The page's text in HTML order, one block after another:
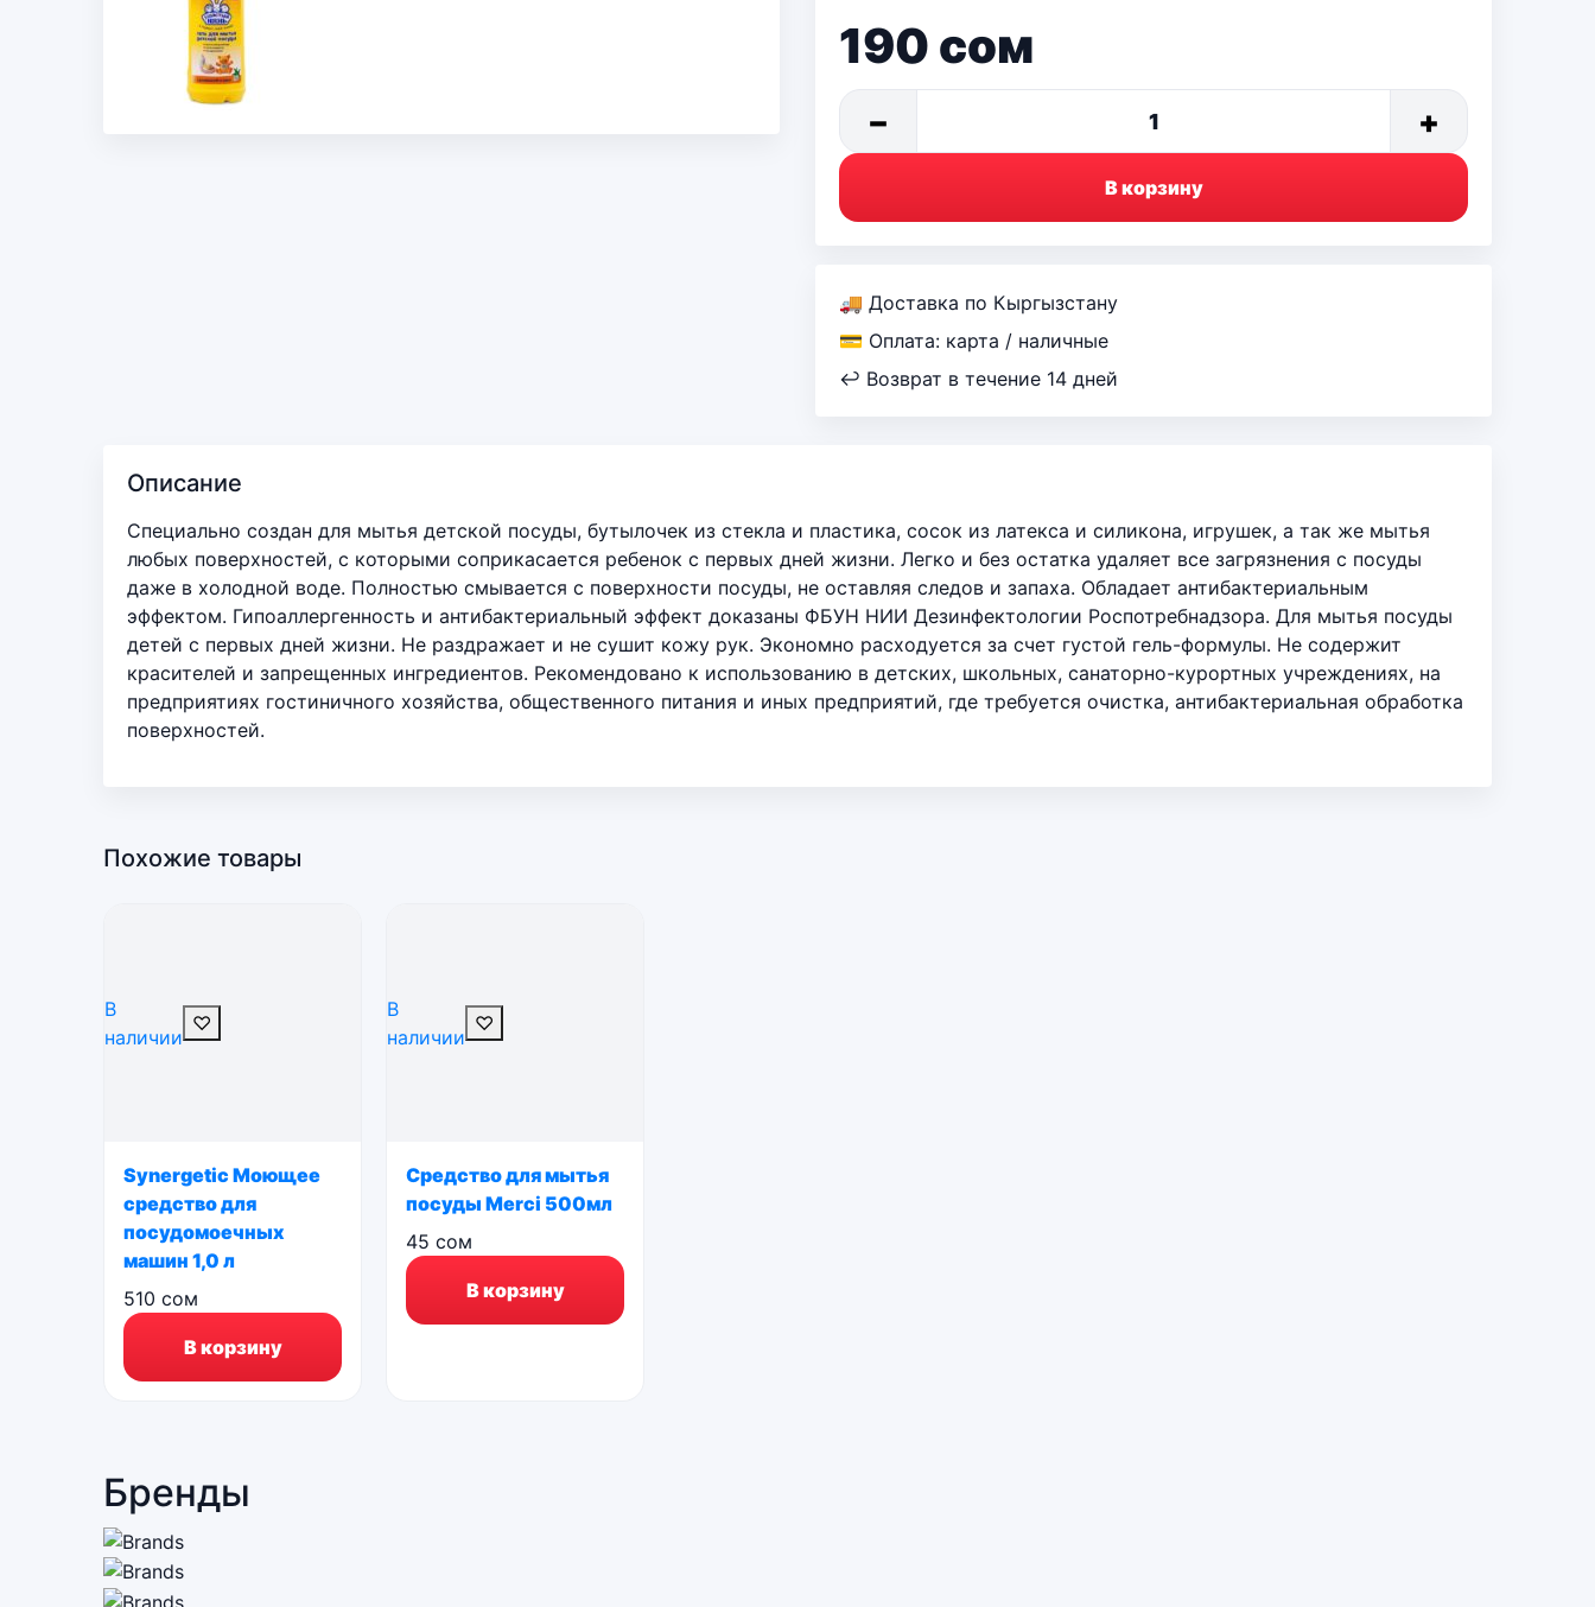
190 сом
− 1 +
В корзину
🚚 Доставка по Кыргызстану
💳 Оплата: карта / наличные
↩ Возврат в течение 14 дней
Описание
Специально создан для мытья детской посуды, бутылочек из стекла и пластика, сосок из латекса и силикона, игрушек, а так же мытья
любых поверхностей, с которыми соприкасается ребенок с первых дней жизни. Легко и без остатка удаляет все загрязнения с посуды
даже в холодной воде. Полностью смывается с поверхности посуды, не оставляя следов и запаха. Обладает антибактериальным
эффектом. Гипоаллергенность и антибактериальный эффект доказаны ФБУН НИИ Дезинфектологии Роспотребнадзора. Для мытья посуды
детей с первых дней жизни. Не раздражает и не сушит кожу рук. Экономно расходуется за счет густой гель-формулы. Не содержит
красителей и запрещенных ингредиентов. Рекомендовано к использованию в детских, школьных, санаторно-курортных учреждениях, на
предприятиях гостиничного хозяйства, общественного питания и иных предприятий, где требуется очистка, антибактериальная обработка
поверхностей.
Похожие товары
В
наличии
♡
Synergetic Моющее
средство для
посудомоечных
машин 1,0 л
510 сом
В корзину
В
наличии
♡
Средство для мытья
посуды Merci 500мл
45 сом
В корзину
Бренды